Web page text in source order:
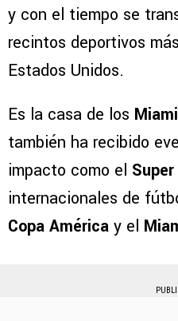
y con el tiempo se
recintos deportivos
Estados Unidos.
Es la casa de los
también ha recibido
impacto como el
internacionales de
Copa América y el